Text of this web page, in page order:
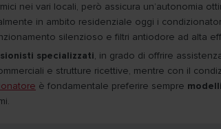
nei vari locali, però assicura un’autonomia
in ambito residenziale oggi i
silenzioso e filtri antiodore ad alta
specializzati, in grado di offrire
e strutture ricettive, mentre con il
è fondamentale preferire sempre